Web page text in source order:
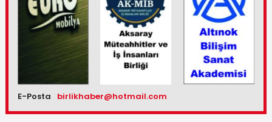
E-Posta birlikhaber@hotmail.com